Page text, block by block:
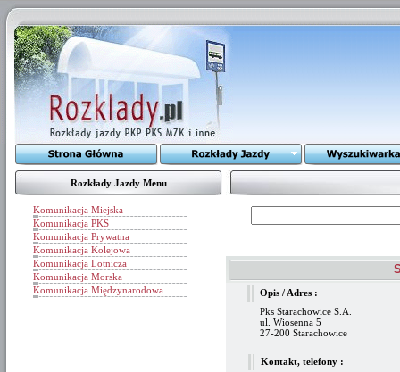
Rozkłady Jazdy Menu
Komunikacja Miejska
Komunikacja PKS
Komunikacja Prywatna
Komunikacja Kolejowa
Komunikacja Lotnicza
Komunikacja Morska
Komunikacja Międzynarodowa
Opis / Adres :
Pks Starachowice S.A.
ul. Wiosenna 5
27-200 Starachowice
Kontakt, telefony :